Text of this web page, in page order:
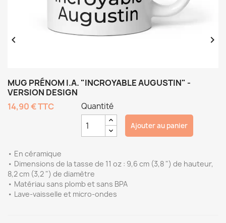
 
MUG PRÉNOM I.A. "INCROYABLE AUGUSTIN" -
VERSION DESIGN
14,90 €TTC
• En céramique
• Dimensions de la tasse de 11 oz : 9,6 cm (3,8 ") de hauteur,
8,2 cm (3,2 ") de diamètre
• Matériau sans plomb et sans BPA
• Lave-vaisselle et micro-ondes
Quantité
Ajouter au panier